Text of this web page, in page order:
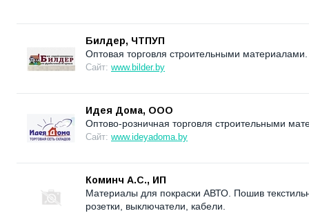
Билдер, ЧТПУП
Оптовая торговля строительными материалами.
Сайт: www.bilder.by
Идея Дома, ООО
Оптово-розничная торговля строительными
Сайт: www.ideyadoma.by
Коминч А.С., ИП
Материалы для покраски АВТО. Пошив
розетки, выключатели, кабели.